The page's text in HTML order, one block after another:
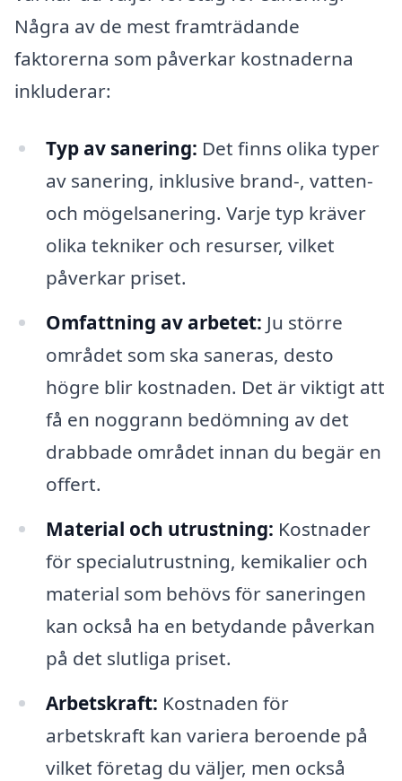
Några av de mest framträdande
faktorerna som påverkar kostnaderna
inkluderar:
Typ av sanering: Det finns olika typer
av sanering, inklusive brand-, vatten-
och mögelsanering. Varje typ kräver
olika tekniker och resurser, vilket
påverkar priset.
Omfattning av arbetet: Ju större
området som ska saneras, desto
högre blir kostnaden. Det är viktigt att
få en noggrann bedömning av det
drabbade området innan du begär en
offert.
Material och utrustning: Kostnader
för specialutrustning, kemikalier och
material som behövs för saneringen
kan också ha en betydande påverkan
på det slutliga priset.
Arbetskraft: Kostnaden för
arbetskraft kan variera beroende på
vilket företag du väljer, men också